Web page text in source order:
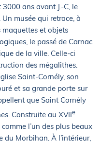
ans avant J.-C, le
musée qui retrace, à
maquettes et objets
le passé de Carnac
de la ville. Celle-ci
des mégalithes.
Saint-Cornély, son
et sa grande porte sur
que Saint Cornély
Construite au XVIIe
l’un des plus beaux
du Morbihan. À l’intérieur,